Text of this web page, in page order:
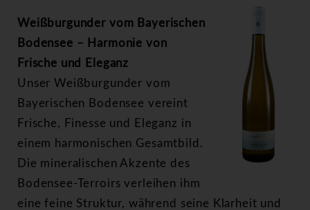
Weißburgunder vom Bayerischen
Bodensee – Harmonie von
Frische und Eleganz
Unser Weißburgunder vom
Bayerischen Bodensee vereint
Frische, Finesse und Eleganz in
einem harmonischen Gesamtbild.
Die mineralischen Akzente des
Bodensee-Terroirs verleihen ihm
eine feine Struktur, während seine Klarheit und